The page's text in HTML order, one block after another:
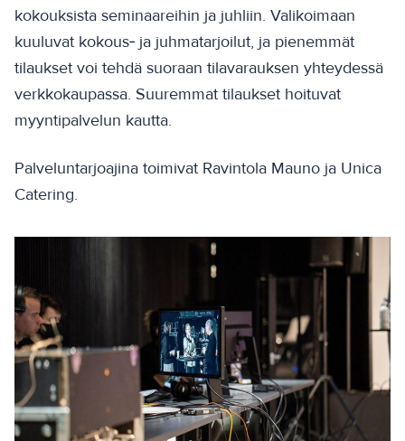
kokouksista seminaareihin ja juhliin. Valikoimaan
kuuluvat kokous‑ ja juhmatarjoilut, ja pienemmät
tilaukset voi tehdä suoraan tilavarauksen yhteydessä
verkkokaupassa. Suuremmat tilaukset hoituvat
myyntipalvelun kautta.
Palveluntarjoajina toimivat Ravintola Mauno ja Unica
Catering.